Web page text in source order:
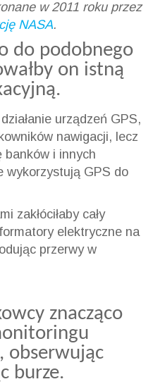
w 2011 roku przez
NASA.
do podobnego
on istną
urządzeń GPS,
nawigacji, lecz
banków i innych
wykorzystują GPS do
zakłóciłaby cały
elektryczne na
przerwy w
znacząco
obserwując
burze.